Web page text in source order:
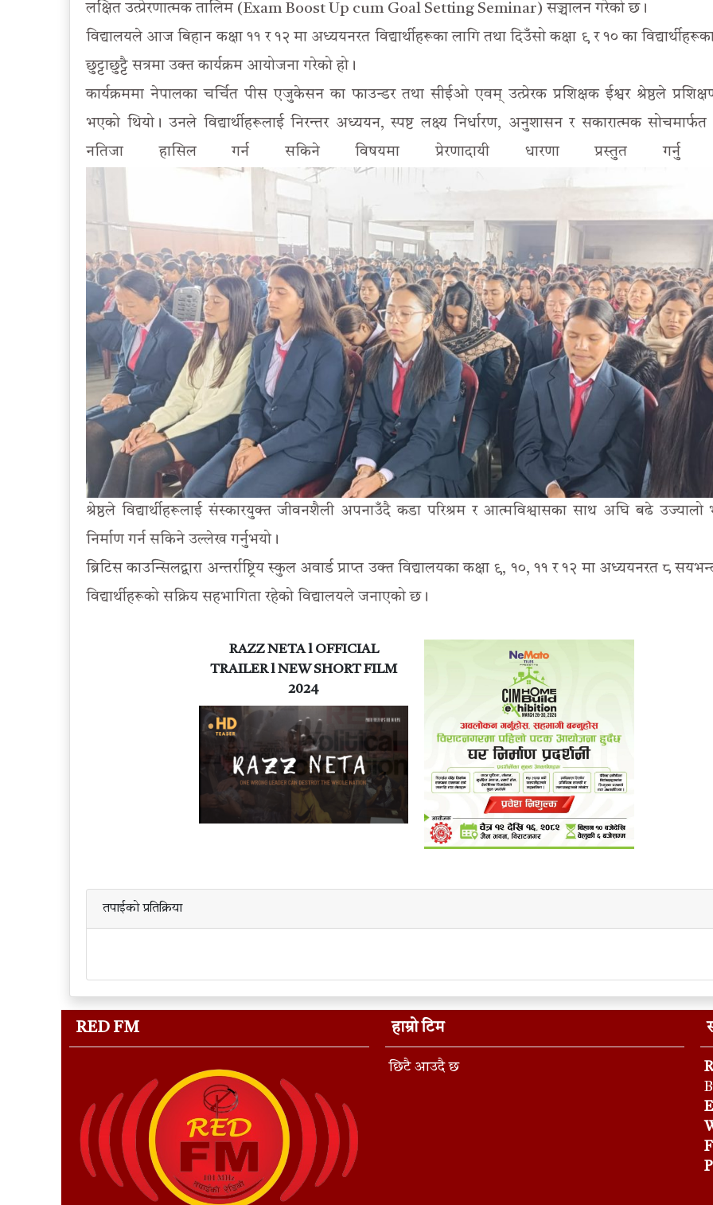
लक्षित उत्प्रेरणात्मक तालिम (Exam Boost Up cum Goal Setting Seminar) सञ्चालन गरेको छ।
विद्यालयले आज बिहान कक्षा ११ र १२ मा अध्ययनरत विद्यार्थीहरूका लागि तथा दिउँसो कक्षा ९ र १० का
छुट्टाछुट्टै सत्रमा उक्त कार्यक्रम आयोजना गरेको हो।
कार्यक्रममा नेपालका चर्चित पीस एजुकेसन का फाउन्डर तथा सीईओ एवम् उत्प्रेरक प्रशिक्षक ईश्वर श्रेष्ठले
भएको थियो। उनले विद्यार्थीहरूलाई निरन्तर अध्ययन, स्पष्ट लक्ष्य निर्धारण, अनुशासन र सकारात्मक सोचमार्फत
नतिजा हासिल गर्न सकिने विषयमा प्रेरणादायी धारणा प्रस्तुत गर्नु
श्रेष्ठले विद्यार्थीहरूलाई संस्कारयुक्त जीवनशैली अपनाउँदै कडा परिश्रम र आत्मविश्वासका साथ अघि बढे उज्यालो
निर्माण गर्न सकिने उल्लेख गर्नुभयो।
ब्रिटिस काउन्सिलद्वारा अन्तर्राष्ट्रिय स्कुल अवार्ड प्राप्त उक्त विद्यालयका कक्षा ९, १०, ११ र १२ मा अध्ययनरत ८
विद्यार्थीहरूको सक्रिय सहभागिता रहेको विद्यालयले जनाएको छ।
RAZZ NETA l OFFICIAL
TRAILER l NEW SHORT FILM
2024
तपाईको प्रतिक्रिया
RED FM हाम्रो टिम
छिटै आउदै छ